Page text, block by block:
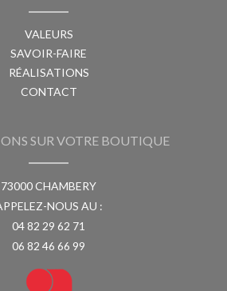
VALEURS
SAVOIR-FAIRE
RÉALISATIONS
CONTACT
SUR VOTRE BOUTIQUE
73000 CHAMBERY
NOUS AU :
04 82 29 62 71
06 82 46 66 99